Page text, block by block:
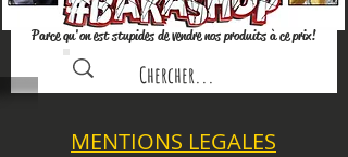
Parce qu'on est stupides de vendre nos produits à ce prix!
MENTIONS LEGALES